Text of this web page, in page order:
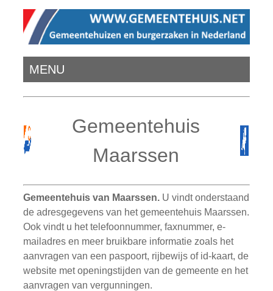
MENU
Gemeentehuis
Maarssen
Gemeentehuis van Maarssen. U vindt onderstaand
de adresgegevens van het gemeentehuis Maarssen.
Ook vindt u het telefoonnummer, faxnummer, e-
mailadres en meer bruikbare informatie zoals het
aanvragen van een paspoort, rijbewijs of id-kaart, de
website met openingstijden van de gemeente en het
aanvragen van vergunningen.